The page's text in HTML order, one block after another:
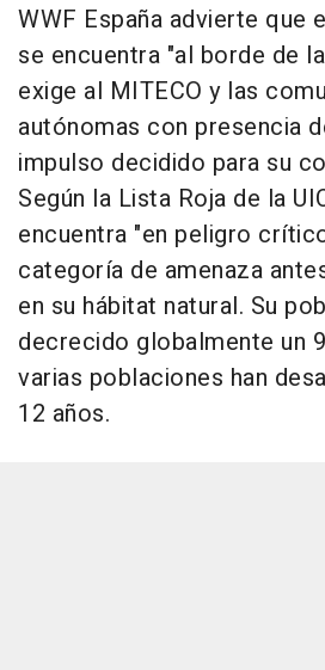
WWF España advierte que
se encuentra "al borde de
exige al MITECO y las
autónomas con presencia
impulso decidido para su
Según la Lista Roja de la
encuentra "en peligro
categoría de amenaza
en su hábitat natural. Su
decrecido globalmente un
varias poblaciones han
12 años.